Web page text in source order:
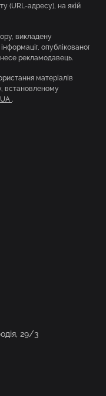
(URL-адресу), на якій
викладену
опублікованої
несе рекламодавець.
матеріалів
встановленому
.
29/3